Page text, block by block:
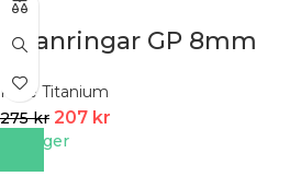
Titanringar GP 8mm
Pure Titanium
275kr 207 kr
I lager